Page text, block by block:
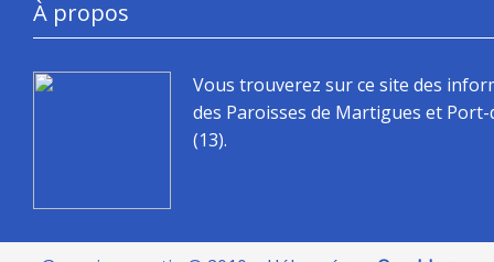
À propos
Vous trouverez sur ce site des
des Paroisses de Martigues et
(13).